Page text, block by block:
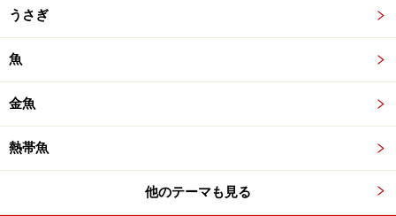
うさぎ
魚
金魚
熱帯魚
他のテーマも見る